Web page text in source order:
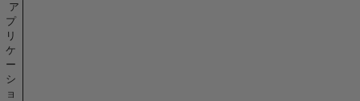
ア
プ
リ
ケ
ー
シ
ョ